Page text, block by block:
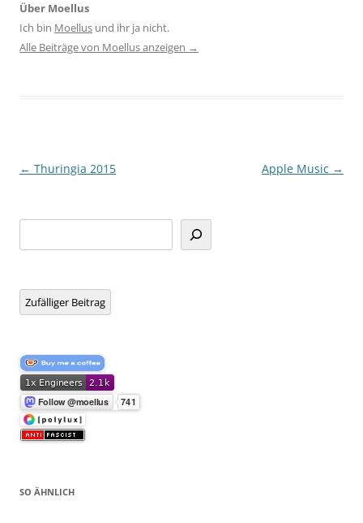
Über Moellus
Ich bin Moellus und ihr ja nicht.
Alle Beiträge von Moellus anzeigen →
Beitragsnavigation
← Thuringia 2015 Apple Music →
Zufälliger Beitrag
SO ÄHNLICH